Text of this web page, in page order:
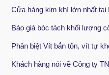
Cửa hàng kim khí lớn nhất tại
Báo giá bóc tách khối lượng
Phân biệt Vít bắn tôn, vít tự
Khách hàng nói về Công ty